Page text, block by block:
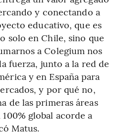
y conectando a
educativo, que es
solo en Chile, sino que
a Colegium nos
fuerza, junto a la red de
y en España para
y por qué no,
de las primeras áreas
global acorde a
Matus.